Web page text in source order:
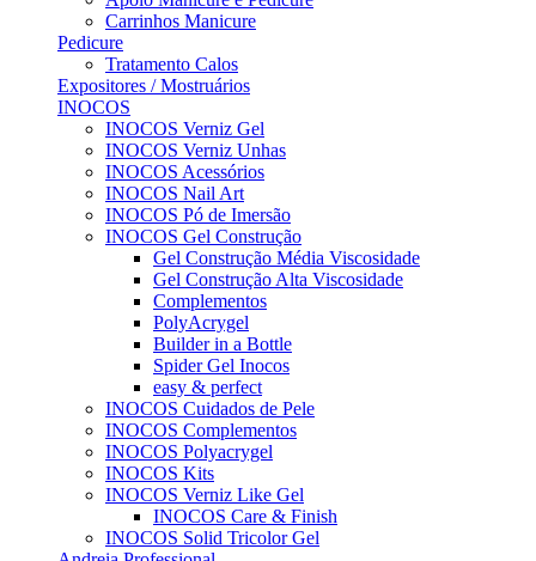
Carrinhos Manicure
Pedicure
Tratamento Calos
Expositores / Mostruários
INOCOS
INOCOS Verniz Gel
INOCOS Verniz Unhas
INOCOS Acessórios
INOCOS Nail Art
INOCOS Pó de Imersão
INOCOS Gel Construção
Gel Construção Média Viscosidade
Gel Construção Alta Viscosidade
Complementos
PolyAcrygel
Builder in a Bottle
Spider Gel Inocos
easy & perfect
INOCOS Cuidados de Pele
INOCOS Complementos
INOCOS Polyacrygel
INOCOS Kits
INOCOS Verniz Like Gel
INOCOS Care & Finish
INOCOS Solid Tricolor Gel